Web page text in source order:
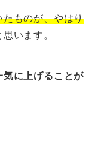
ものが、やはり
思います。
に上げることが